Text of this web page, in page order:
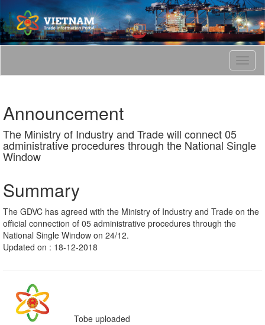
T
o
a
v
i
Announcement
The Ministry of Industry and Trade will connect 05
administrative procedures through the National Single
Window
Summary
The GDVC has agreed with the Ministry of Industry and Trade on the
official connection of 05 administrative procedures through the
National Single Window on 24/12.
Updated on : 18-12-2018
Tobe uploaded